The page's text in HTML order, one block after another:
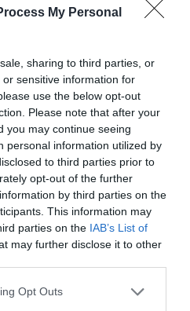
My Personal
sharing to third parties, or
sensitive information for
use the below opt-out
Please note that after your
you may continue seeing
personal information utilized by
to third parties prior to
opt-out of the further
by third parties on the
This information may
parties on the IAB’s List of
may further disclose it to other
app uses one or more Google
Opt Outs
lenne, az óriási
költözhetne is
gyár közelébe, meg
minisztérium is – igaz,
kormánynak volt egy
a
szét kellene szórni a
Vannak persze érvek
politikán túl: ha
egy csomó új
megképeznék az így is